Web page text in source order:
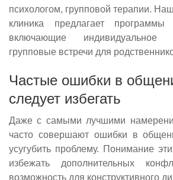
психологом, групповой терапии.
клиника предлагает
включающие индивидуальное
групповые встречи для
Частые ошибки в
следует избегать
Даже с самыми лучшими
часто совершают ошибки в
усугубить проблему. Понимание
избежать дополнительных
возможность для конструктивного